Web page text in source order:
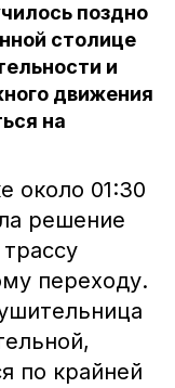
поздно
столице
и
движения
на
около 01:30
решение
переходу.
по крайней